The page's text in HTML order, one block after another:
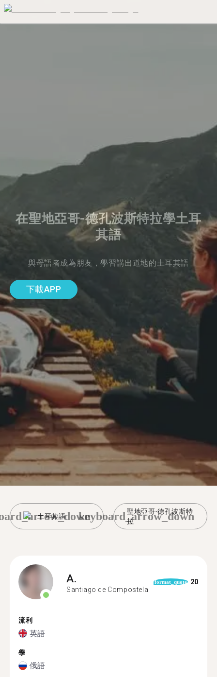
在聖地亞哥-德孔波斯特拉學土耳
其語
與母語者成為朋友，學習講出道地的土耳其語
下載APP
土耳其語
聖地亞哥-德孔波斯特
拉
keyboard_arrow_down
A.
Santiago de Compostela
format_quote 20
流利
英語
學
俄語